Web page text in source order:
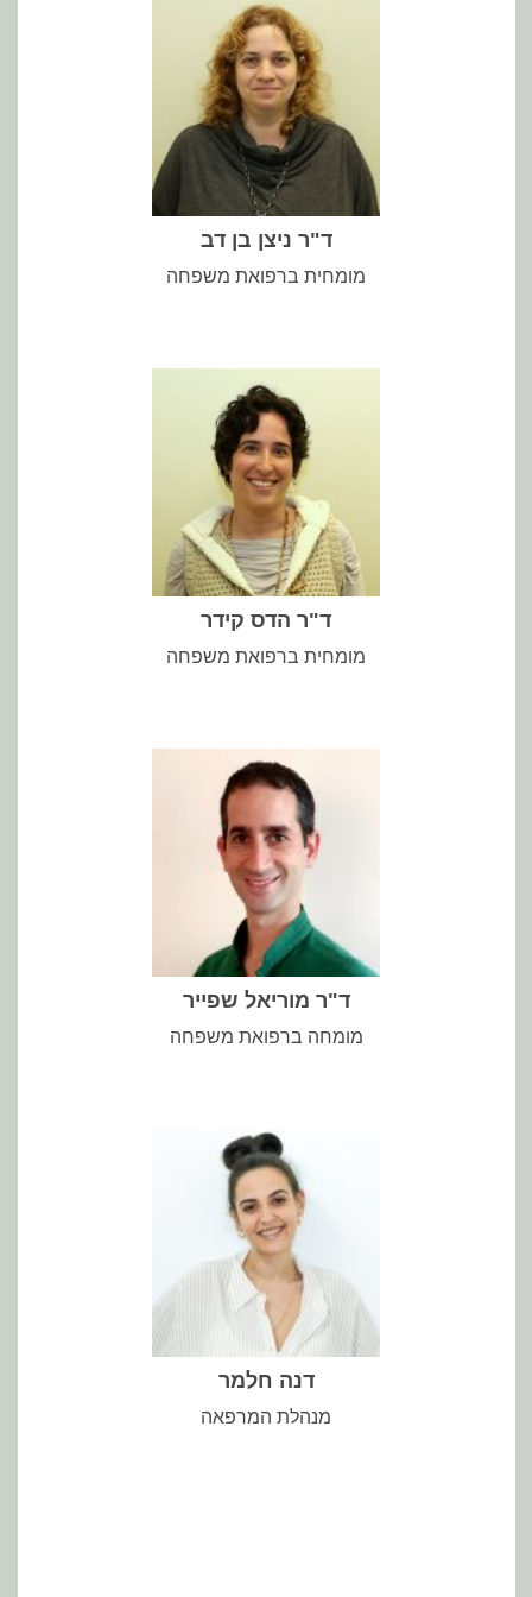
ד"ר ניצן בן דב
מומחית ברפואת משפחה
ד"ר הדס קידר
מומחית ברפואת משפחה
ילידת 1977, נשואה ליניב, אמא לעידו והגר. בוגרת ביה"ס לרפואה ע"ש
סאקלר, אוניברסיטת תל אביב; מומחית ברפואת משפחה.מדריכת
סטודנטיות.ים, סטאזריות.ים ומתמחות.ים. מאמינה במאמינה ברפואה
מותאמת אישית ומבוססת קהילה. עובדת ב"חוג לחינוך רפואי"
באוניברסיטת תל-אביב כמורה בכירה.
ד"ר מוריאל שפייר
מומחה ברפואת משפחה
רופא משפחה, אב לאלעד, זוהר ויהב. בן זוגה של קרן. סיימתי את לימודי
הרפואה בטכניון ואני בוגר תכנית ההתמחות של מכבי שירותי בריאות,
מדריך סטודנטים וסטאז'רים. ה"אני מאמין" שלי ברפואה הוא בהכרת
המטופלים בכדי לתת טיפול כוללני וליצור מפגש רפואי ראוי, מכיל
פעולות שונות במרפאה של כירורגיה קטנה.
דנה חלמר
מנהלת המרפאה
אני מאמינה שבאמצעות רגישות, יצירת מרחב מכיל ובמתן הכבוד הראוי
- כל אדם הוא בעל יכולת החלמה